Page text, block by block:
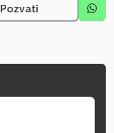
Pozvati